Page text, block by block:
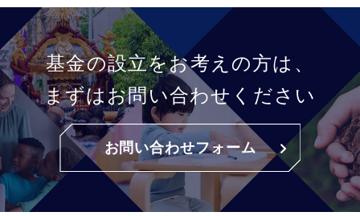
基金の設立をお考えの方は、
まずはお問い合わせください
お問い合わせフォーム